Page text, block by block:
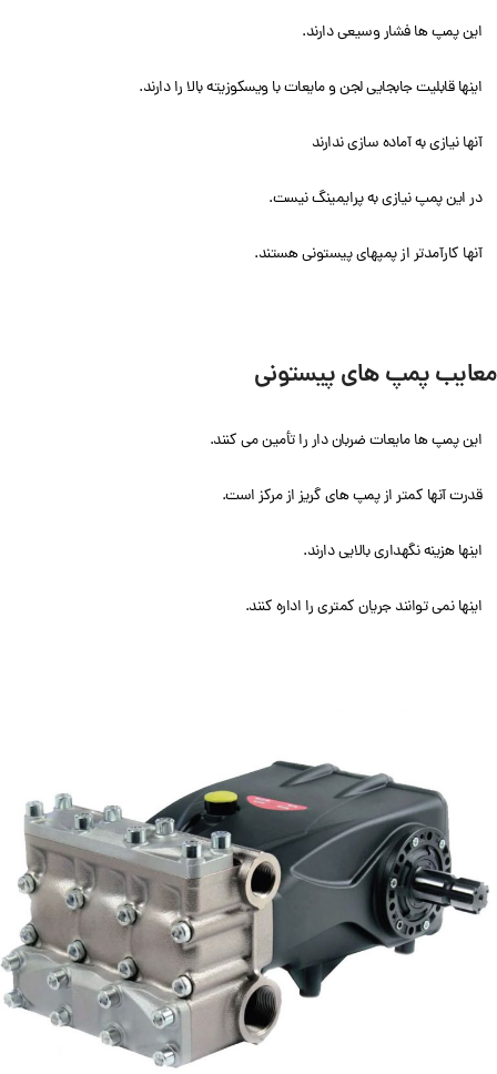
این پمپ ها فشار وسیعی دارند.
اینها قابلیت جابجایی لجن و مایعات با ویسکوزیته بالا را دارند.
آنها نیازی به آماده سازی ندارند
در این پمپ نیازی به پرایمینگ نیست.
آنها کارآمدتر از پمپهای پیستونی هستند.
معایب پمپ های پیستونی
این پمپ ها مایعات ضربان دار را تأمین می کنند.
قدرت آنها کمتر از پمپ های گریز از مرکز است.
اینها هزینه نگهداری بالایی دارند.
اینها نمی توانند جریان کمتری را اداره کنند.